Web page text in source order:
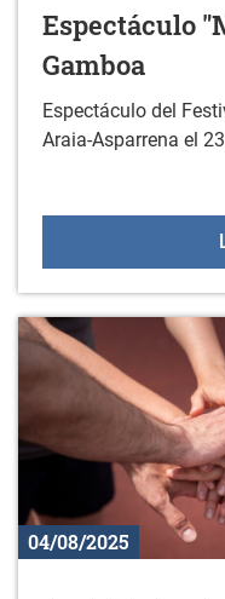
Espectáculo
Gamboa
Espectáculo del
Araia-Asparrena el
04/08/2025